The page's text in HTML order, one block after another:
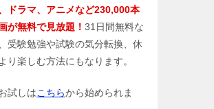
ドラマ、アニメなど230,000本
が無料で見放題！ 31日間無料な
受験勉強や試験の気分転換、休
り楽しむ方法にもなります。
試しはこちらから始められま